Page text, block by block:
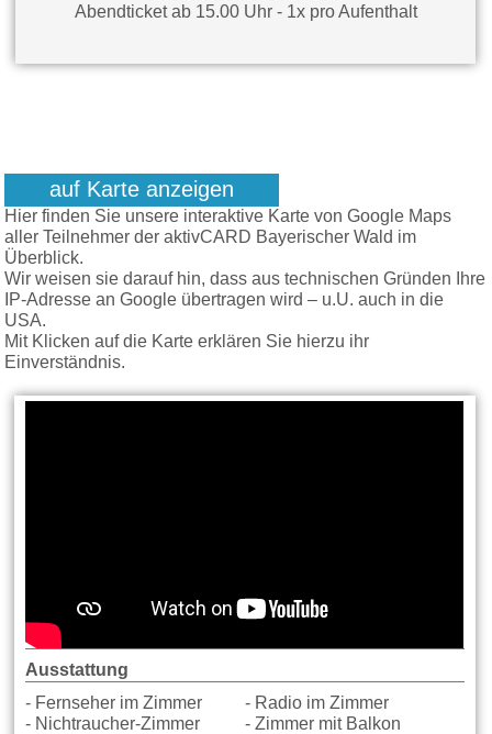
Abendticket ab 15.00 Uhr - 1x pro Aufenthalt
auf Karte anzeigen
Hier finden Sie unsere interaktive Karte von Google Maps
aller Teilnehmer der aktivCARD Bayerischer Wald im
Überblick.
Wir weisen sie darauf hin, dass aus technischen Gründen Ihre
IP-Adresse an Google übertragen wird – u.U. auch in die
USA.
Mit Klicken auf die Karte erklären Sie hierzu ihr
Einverständnis.
Ausstattung
- Fernseher im Zimmer
- Radio im Zimmer
- Nichtraucher-Zimmer
- Zimmer mit Balkon